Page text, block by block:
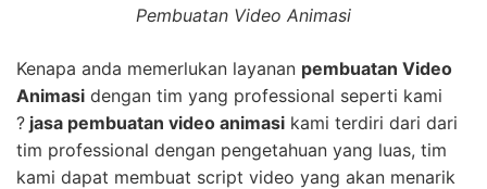
Pembuatan Video Animasi
Kenapa anda memerlukan layanan pembuatan Video
Animasi dengan tim yang professional seperti kami
? jasa pembuatan video animasi kami terdiri dari dari
tim professional dengan pengetahuan yang luas, tim
kami dapat membuat script video yang akan menarik